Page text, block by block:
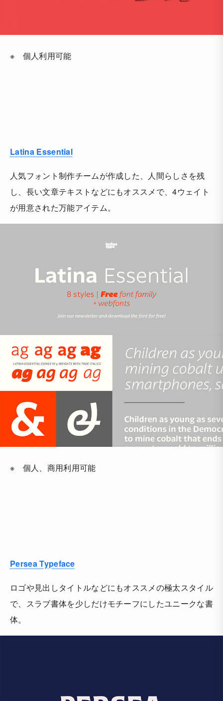
※ 個人利用可能
Latina Essential
人気フォント制作チームが作成した、人間らしさを残
し、長い文章テキストなどにもオススメで、4ウェイト
が用意された万能アイテム。
※ 個人、商用利用可能
Persea Typeface
ロゴや見出しタイトルなどにもオススメの極太スタイル
で、スラブ書体を少しだけモチーフにしたユニークな書
体。